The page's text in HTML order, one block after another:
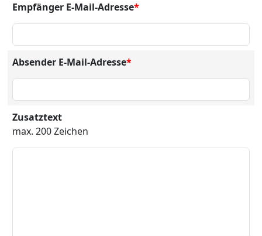
Empfänger E-Mail-Adresse*
Absender E-Mail-Adresse*
Zusatztext
max. 200 Zeichen